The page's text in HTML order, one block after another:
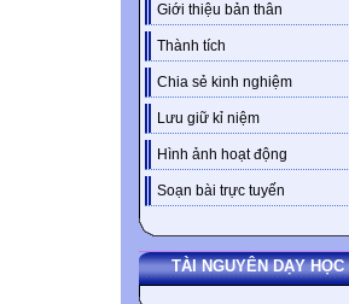
Giới thiệu bản thân
Thành tích
Chia sẻ kinh nghiệm
Lưu giữ kỉ niệm
Hình ảnh hoạt động
Soạn bài trực tuyến
TÀI NGUYÊN DẠY HỌC